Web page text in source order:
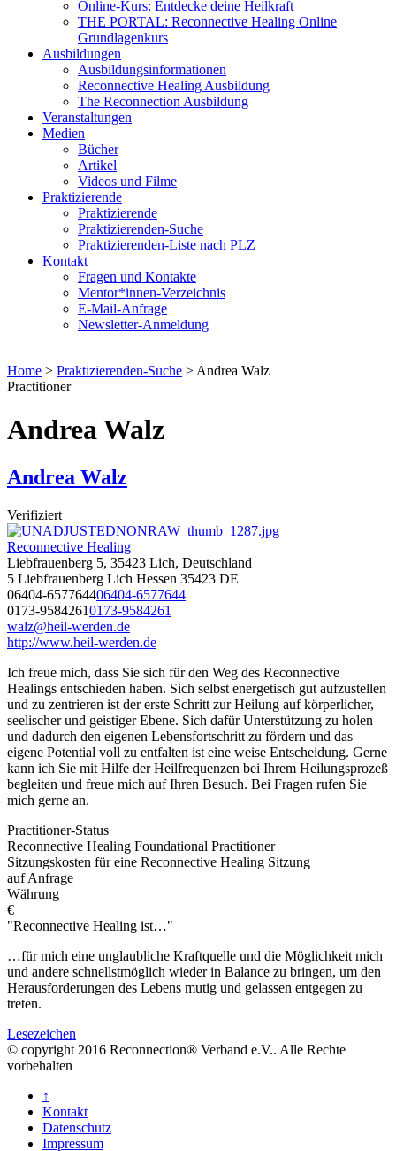
Online-Kurs: Entdecke deine Heilkraft
THE PORTAL: Reconnective Healing Online
Grundlagenkurs
Ausbildungen
Ausbildungsinformationen
Reconnective Healing Ausbildung
The Reconnection Ausbildung
Veranstaltungen
Medien
Bücher
Artikel
Videos und Filme
Praktizierende
Praktizierende
Praktizierenden-Suche
Praktizierenden-Liste nach PLZ
Kontakt
Fragen und Kontakte
Mentor*innen-Verzeichnis
E-Mail-Anfrage
Newsletter-Anmeldung
Home > Praktizierenden-Suche > Andrea Walz
Practitioner
Andrea Walz
Andrea Walz
Verifiziert
Reconnective Healing
Liebfrauenberg 5, 35423 Lich, Deutschland
5 Liebfrauenberg Lich Hessen 35423 DE
06404-657764406404-6577644
0173-95842610173-9584261
walz@heil-werden.de
http://www.heil-werden.de
Ich freue mich, dass Sie sich für den Weg des Reconnective
Healings entschieden haben. Sich selbst energetisch gut aufzustellen
und zu zentrieren ist der erste Schritt zur Heilung auf körperlicher,
seelischer und geistiger Ebene. Sich dafür Unterstützung zu holen
und dadurch den eigenen Lebensfortschritt zu fördern und das
eigene Potential voll zu entfalten ist eine weise Entscheidung. Gerne
kann ich Sie mit Hilfe der Heilfrequenzen bei Ihrem Heilungsprozeß
begleiten und freue mich auf Ihren Besuch. Bei Fragen rufen Sie
mich gerne an.
Practitioner-Status
Reconnective Healing Foundational Practitioner
Sitzungskosten für eine Reconnective Healing Sitzung
auf Anfrage
Währung
€
"Reconnective Healing ist…"
…für mich eine unglaubliche Kraftquelle und die Möglichkeit mich
und andere schnellstmöglich wieder in Balance zu bringen, um den
Herausforderungen des Lebens mutig und gelassen entgegen zu
treten.
Lesezeichen
© copyright 2016 Reconnection® Verband e.V.. Alle Rechte
vorbehalten
↑
Kontakt
Datenschutz
Impressum